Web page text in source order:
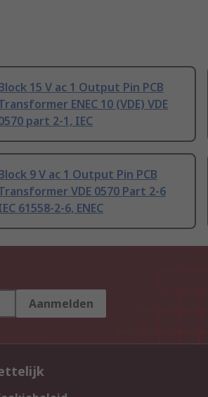
15 V ac 1 Output Pin PCB
ENEC 10 (VDE) VDE
part 2-1, IEC
9 V ac 1 Output Pin PCB
VDE 0570 Part 2-6
61558-2-6, ENEC
Aanmelden